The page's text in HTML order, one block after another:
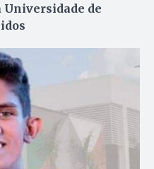
de